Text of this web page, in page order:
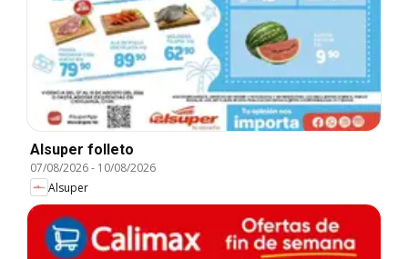
Alsuper folleto
07/08/2026- 10/08/2026
Alsuper